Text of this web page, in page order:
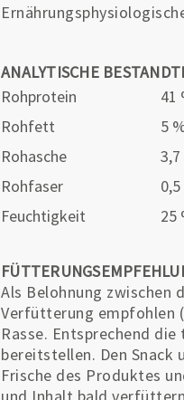
ANALYTISCHE
Rohprotein
41
Rohfett
5
Rohasche
Rohfaser
Feuchtigkeit
25
Als Belohnung zwischen
Verfütterung empfohlen
Rasse. Entsprechend
bereitstellen. Den
Frische des Produktes